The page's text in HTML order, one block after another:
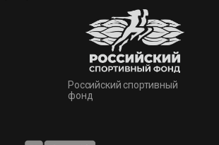
Российский спортивный
фонд